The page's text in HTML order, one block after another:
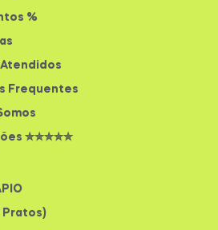
%
Frequentes
✮✮✮✮✮
Pratos)